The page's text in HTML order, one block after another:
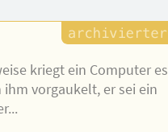
kriegt ein Computer
vorgaukelt, er sei ein